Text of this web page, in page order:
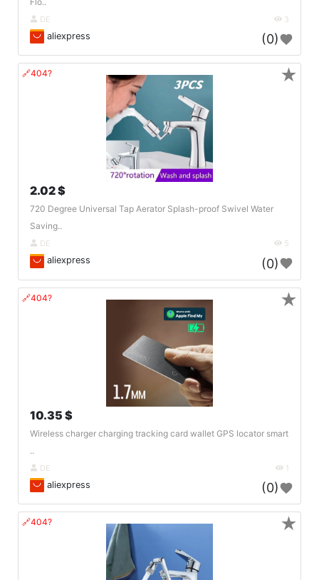
DE 3
aliexpress (0)
🔗404?
2.02 $
720 Degree Universal Tap Aerator Splash-proof Swivel Water
Saving..
DE 5
aliexpress (0)
★
🔗404?
10.35 $
Wireless charger charging tracking card wallet GPS locator smart
..
DE 1
aliexpress (0)
★
🔗404? ★